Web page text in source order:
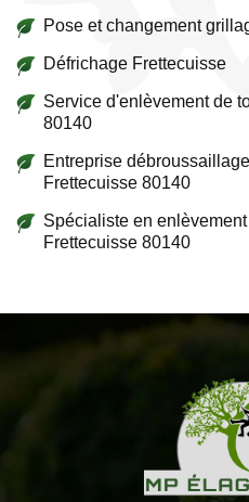
Pose et changement
Défrichage Frettecuisse
Service d'enlèvement de
80140
Entreprise
Frettecuisse 80140
Spécialiste en
Frettecuisse 80140